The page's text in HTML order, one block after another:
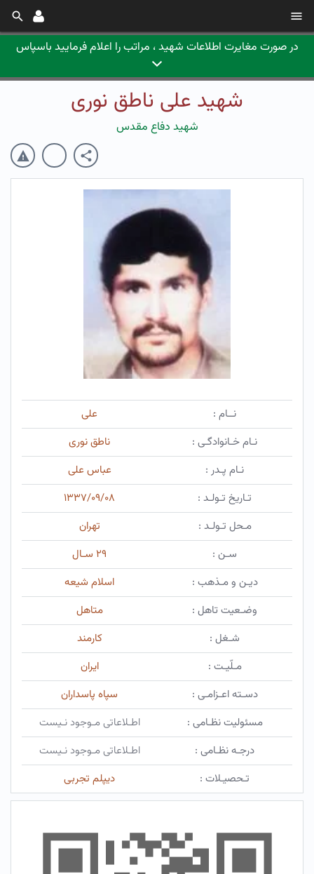
در صورت مغایرت اطلاعات شهید ، مراتب را اعلام فرمایید باسپاس
شهید علی ناطق نوری
شهید دفاع مقدس
نــام :
علی
نـام خـانوادگـی :
ناطق نوری
نـام پـدر :
عباس علی
تـاریخ تـولـد :
۱۳۳۷/۰۹/۰۸
مـحل تـولـد :
تهران
سـن :
۲۹ سـال
دیـن و مـذهب :
اسلام شیعه
وضـعیت تاهل :
متاهل
شـغل :
کارمند
مـلّیـت :
ایران
دسـته اعـزامـی :
سپاه پاسداران
مسئولیت نظـامی :
اطـلاعاتی مـوجود نـیست
درجـه نظـامی :
اطـلاعاتی مـوجود نـیست
تـحصیـلات :
دیپلم تجربی